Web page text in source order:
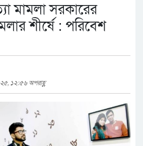
মামলা সরকারের
শীর্ষে : পরিবেশ
১২:৫৬ অপরাহ্ণ